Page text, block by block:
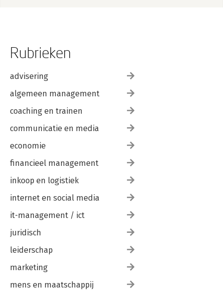
Rubrieken
advisering
algemeen management
coaching en trainen
communicatie en media
economie
financieel management
inkoop en logistiek
internet en social media
it-management / ict
juridisch
leiderschap
marketing
mens en maatschappij